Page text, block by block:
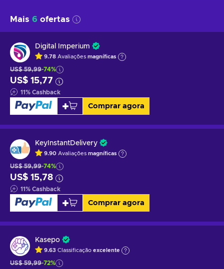
Mais 6 ofertas
Digital Imperium
9.78 Avaliações magníficas
US$ 59,99-74%
US$ 15,77
11% Cashback
Comprar agora
KeyInstantDelivery
9.90 Avaliações magníficas
US$ 59,99-74%
US$ 15,78
11% Cashback
Comprar agora
Kasepo
9.63 Classificação excelente
US$ 59,99-72%